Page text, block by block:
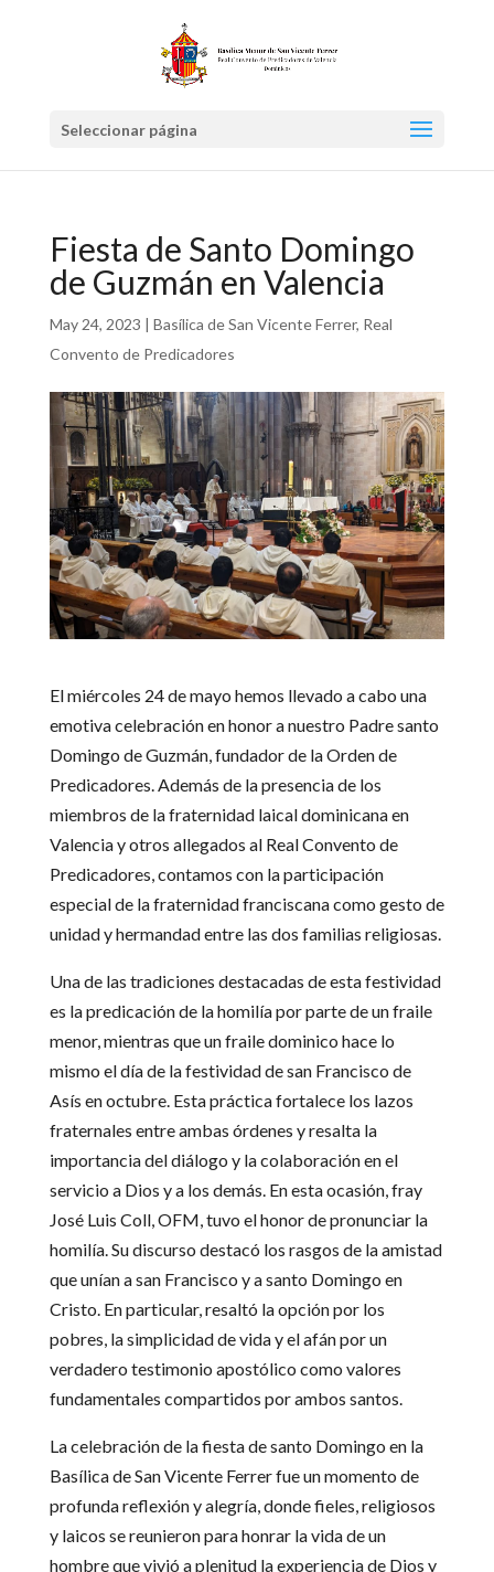
Seleccionar página
Fiesta de Santo Domingo
de Guzmán en Valencia
May 24, 2023 | Basílica de San Vicente Ferrer, Real
Convento de Predicadores
El miércoles 24 de mayo hemos llevado a cabo una
emotiva celebración en honor a nuestro Padre santo
Domingo de Guzmán, fundador de la Orden de
Predicadores. Además de la presencia de los
miembros de la fraternidad laical dominicana en
Valencia y otros allegados al Real Convento de
Predicadores, contamos con la participación
especial de la fraternidad franciscana como gesto de
unidad y hermandad entre las dos familias religiosas.
Una de las tradiciones destacadas de esta festividad
es la predicación de la homilía por parte de un fraile
menor, mientras que un fraile dominico hace lo
mismo el día de la festividad de san Francisco de
Asís en octubre. Esta práctica fortalece los lazos
fraternales entre ambas órdenes y resalta la
importancia del diálogo y la colaboración en el
servicio a Dios y a los demás. En esta ocasión, fray
José Luis Coll, OFM, tuvo el honor de pronunciar la
homilía. Su discurso destacó los rasgos de la amistad
que unían a san Francisco y a santo Domingo en
Cristo. En particular, resaltó la opción por los
pobres, la simplicidad de vida y el afán por un
verdadero testimonio apostólico como valores
fundamentales compartidos por ambos santos.
La celebración de la fiesta de santo Domingo en la
Basílica de San Vicente Ferrer fue un momento de
profunda reflexión y alegría, donde fieles, religiosos
y laicos se reunieron para honrar la vida de un
hombre que vivió a plenitud la experiencia de Dios y